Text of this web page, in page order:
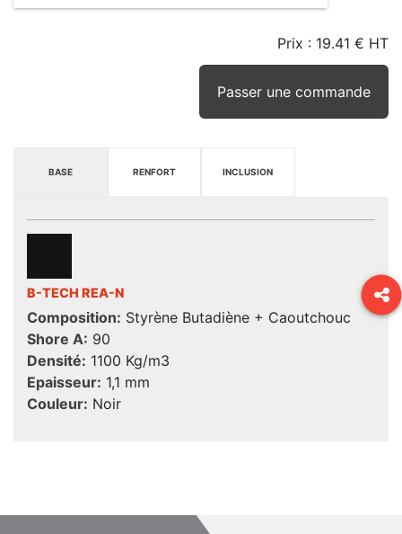
STOCK
Prix : 19.41 € HT
Passer une commande
BASE RENFORT INCLUSION
B-TECH REA-N
Composition: Styrène Butadiène + Caoutchouc
Shore A: 90
Densité: 1100 Kg/m3
Epaisseur: 1,1 mm
Couleur: Noir